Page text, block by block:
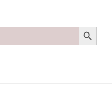
Search Button